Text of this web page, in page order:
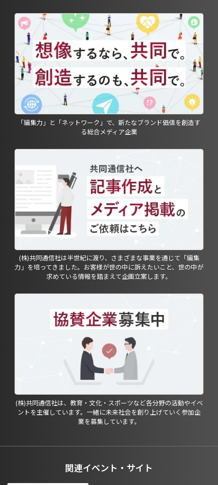
「編集力」と「ネットワーク」で、新たなブランド価値を創造す
る総合メディア企業
(株)共同通信社は半世紀に渡り、さまざまな事業を通じて「編集
力」を培ってきました。お客様が世の中に訴えたいこと、世の中が
求めている情報を踏まえて企画立案します。
(株)共同通信社は、教育・文化・スポーツなど各分野の活動やイベ
ントを主催しています。一緒に未来社会を創り上げていく参加企
業を募集しています。
関連イベント・サイト